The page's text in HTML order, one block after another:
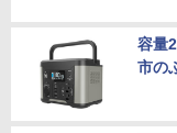
容量
市の